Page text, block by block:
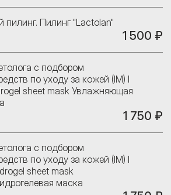
пилинг. Пилинг "Lactolan"
1 500 ₽
с подбором
по уходу за кожей (IM) I
sheet mask Увлажняющая
1 750 ₽
с подбором
по уходу за кожей (IM) I
sheet mask
маска